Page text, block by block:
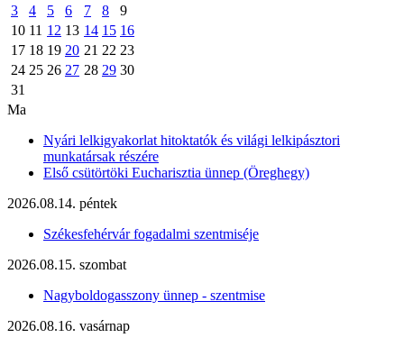
3
4 5 6 7 8
9
10 11 12 13 14 15 16
17 18 19 20 21 22 23
24 25 26 27 28 29 30
31
Ma
Nyári lelkigyakorlat hitoktatók és világi lelkipásztori
munkatársak részére
Első csütörtöki Eucharisztia ünnep (Öreghegy)
2026.08.14. péntek
Székesfehérvár fogadalmi szentmiséje
2026.08.15. szombat
Nagyboldogasszony ünnep - szentmise
2026.08.16. vasárnap